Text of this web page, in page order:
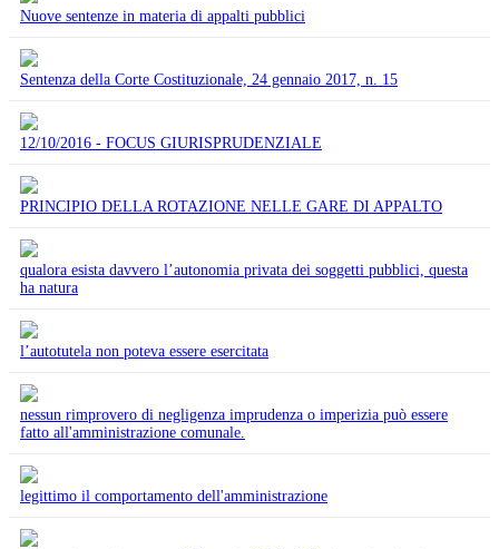
Nuove sentenze in materia di appalti pubblici
Sentenza della Corte Costituzionale, 24 gennaio 2017, n. 15
12/10/2016 - FOCUS GIURISPRUDENZIALE
PRINCIPIO DELLA ROTAZIONE NELLE GARE DI APPALTO
qualora esista davvero l’autonomia privata dei soggetti pubblici, questa
ha natura
l’autotutela non poteva essere esercitata
nessun rimprovero di negligenza imprudenza o imperizia può essere
fatto all'amministrazione comunale.
legittimo il comportamento dell'amministrazione